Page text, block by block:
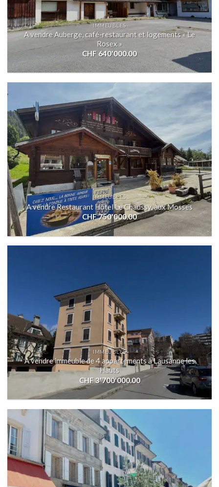
IMMEUBLES
A vendre Auberge, café-restaurant et logements « Le
Rosex »
CHF 640'000.00
IMMEUBLES
A vendre Restaurant Hôtel Le Chaussy, aux Mosses
CHF750'000.00
IMMEUBLES
A vendre immeuble de 4 appartements à Lausanne les
Hauts
CHF3'700'000.00